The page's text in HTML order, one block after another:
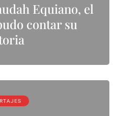
Equiano, el
contar su